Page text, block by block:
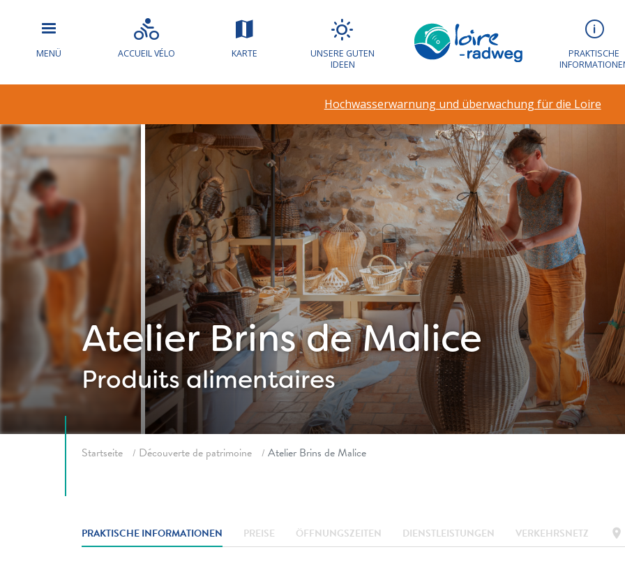
MENÜ ACCUEIL VÉLO KARTE
UNSERE GUTEN
IDEEN
PRAKTISCHE
Hochwasserwarnung und überwachung für die Loire
Atelier Brins de Malice
Produits alimentaires
Startseite Découverte de patrimoine Atelier Brins de Malice
PRAKTISCHE INFORMATIONEN PREISE ÖFFNUNGSZEITEN DIENSTLEISTUNGEN VERKEHRSNETZ location_on